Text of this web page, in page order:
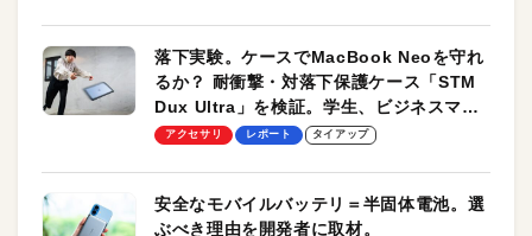
落下実験。ケースでMacBook Neoを守れ
るか？ 耐衝撃・対落下保護ケース「STM
Dux Ultra」を検証。学生、ビジネスマン
のモバイルユースに最適！
アクセサリ レポート タイアップ
安全なモバイルバッテリ＝半固体電池。選
ぶべき理由を開発者に取材。